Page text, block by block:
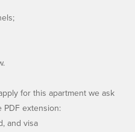
for this apartment we ask
extension:
and visa